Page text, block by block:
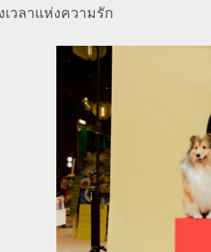
วลาแห่งความรัก